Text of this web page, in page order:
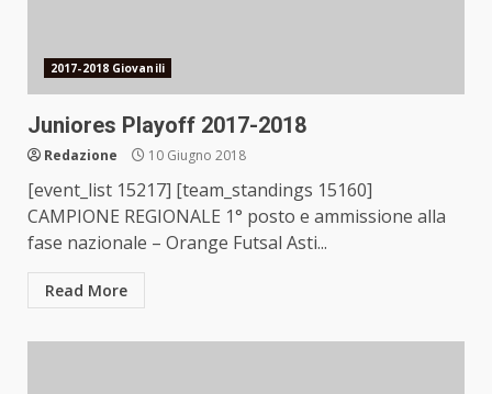
2017-2018 Giovanili
Juniores Playoff 2017-2018
Redazione 10 Giugno 2018
[event_list 15217] [team_standings 15160]
CAMPIONE REGIONALE 1° posto e ammissione alla
fase nazionale – Orange Futsal Asti...
Read More